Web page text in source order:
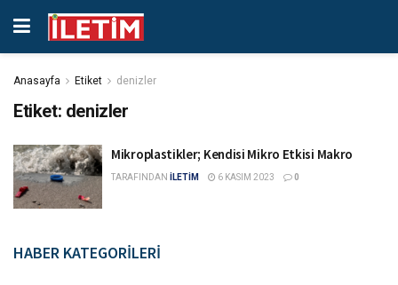
Anasayfa Etiket denizler
Etiket: denizler
Mikroplastikler; Kendisi Mikro Etkisi Makro
TARAFINDAN İLETİM 6 KASIM 2023 0
HABER KATEGORİLERİ